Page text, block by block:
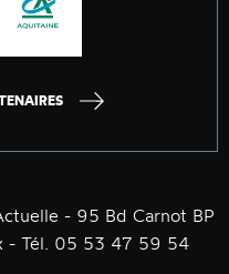
- 95 Bd Carnot BP
- Tél. 05 53 47 59 54